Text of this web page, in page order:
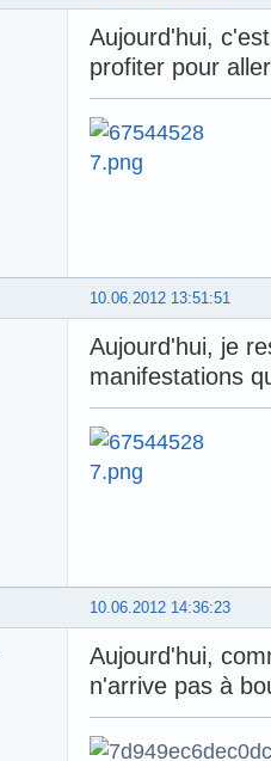
Aujourd'hui,
profiter pour
10.06.2012 13:51:51
Aujourd'hui, je
manifestations
10.06.2012 14:36:23
Aujourd'hui,
n'arrive pas à